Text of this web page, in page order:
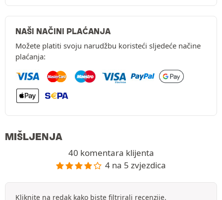
NAŠI NAČINI PLAĆANJA
Možete platiti svoju narudžbu koristeći sljedeće načine
plaćanja:
MIŠLJENJA
40 komentara klijenta
4 na 5 zvjezdica
Kliknite na redak kako biste filtrirali recenzije.